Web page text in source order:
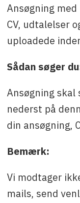
Ansøgning
CV, udtalelser
uploadede
Sådan søger
Ansøgning skal
nederst på
din ansøgning,
Bemærk:
Vi modtager
mails, send